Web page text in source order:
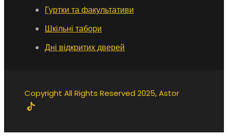
Гуртки та факультативи
Шкільні табори
Дні відкритих дверей
Copyright All Rights Reserved 2025, Astor